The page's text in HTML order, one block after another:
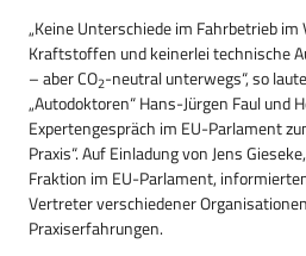
„Keine Unterschiede im Fahrbetrieb
Kraftstoffen und keinerlei technische
– aber CO2-neutral unterwegs“, so
„Autodoktoren“ Hans-Jürgen Faul und
Expertengespräch im EU-Parlament
Praxis“. Auf Einladung von Jens
Fraktion im EU-Parlament,
Vertreter verschiedener
Praxiserfahrungen.